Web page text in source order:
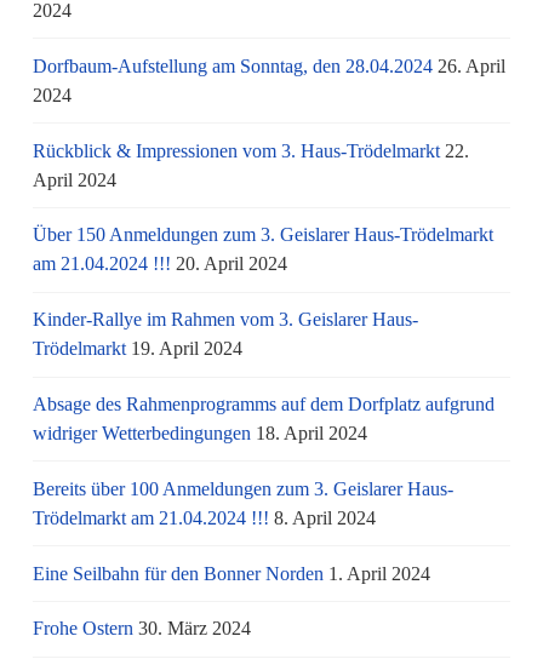
2024
Dorfbaum-Aufstellung am Sonntag, den 28.04.2024 26. April
2024
Rückblick & Impressionen vom 3. Haus-Trödelmarkt 22.
April 2024
Über 150 Anmeldungen zum 3. Geislarer Haus-Trödelmarkt
am 21.04.2024 !!! 20. April 2024
Kinder-Rallye im Rahmen vom 3. Geislarer Haus-
Trödelmarkt 19. April 2024
Absage des Rahmenprogramms auf dem Dorfplatz aufgrund
widriger Wetterbedingungen 18. April 2024
Bereits über 100 Anmeldungen zum 3. Geislarer Haus-
Trödelmarkt am 21.04.2024 !!! 8. April 2024
Eine Seilbahn für den Bonner Norden 1. April 2024
Frohe Ostern 30. März 2024